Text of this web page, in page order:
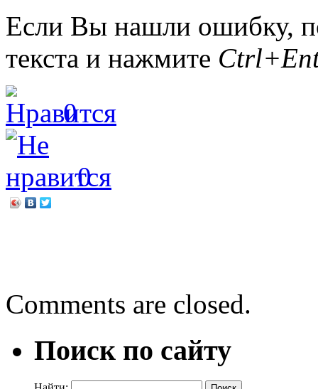
Если Вы нашли ошибку,
текста и нажмите
0
0
Comments are closed.
Поиск по сайту